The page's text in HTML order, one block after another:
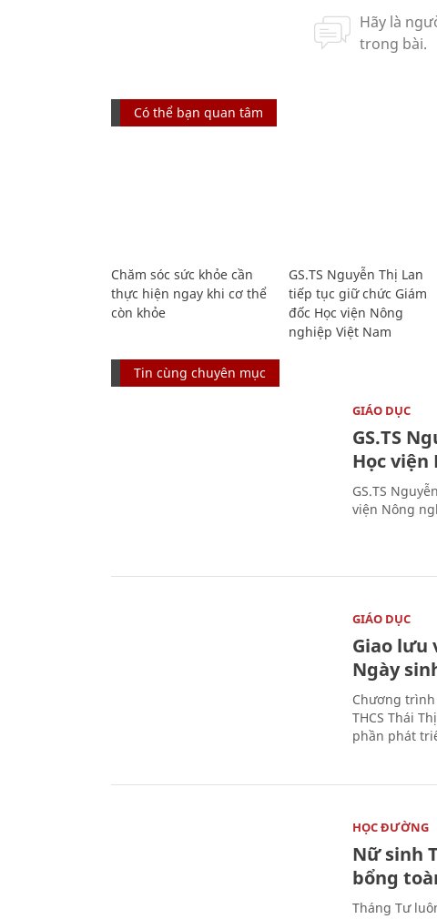
Có thể bạn quan tâm
Chăm sóc sức khỏe cần
thực hiện ngay khi cơ thể
còn khỏe
GS.TS Nguyễn Thị Lan
tiếp tục giữ chức Giám
đốc Học viện Nông
nghiệp Việt Nam
Tin cùng chuyên mục
GIÁO DỤC
GS.TS
Học
GS.TS
viện Nông
GIÁO DỤC
Giao lưu
Ngày
Chương
THCS Thái
phần phát
HỌC ĐƯỜNG
Nữ sinh
bổng
Tháng Tư